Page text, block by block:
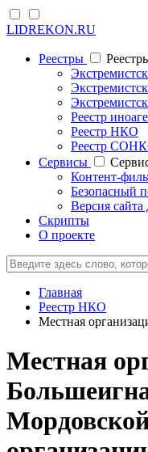
LIDREKON.RU
Реестры
Реестр
Реестр НКО
Реестр
Cервисы
Контент-
Безопасный
Версия
Скрипты
О проекте
Главная
Реестр НКО
Местная
Местная